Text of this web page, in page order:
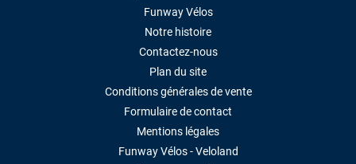
Funway Vélos
Notre histoire
Contactez-nous
Plan du site
Conditions générales de vente
Formulaire de contact
Mentions légales
Funway Vélos - Veloland